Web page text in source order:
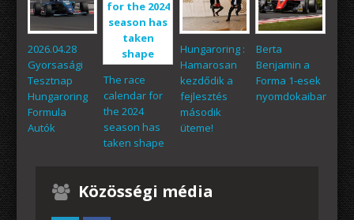
2026.04.28
Gyorsasági
Tesztnap
Hungaroring
Formula
Autók
The race
calendar for
the 2024
season has
taken shape
Hungaroring :
Hamarosan
kezdődik a
fejlesztés
második
üteme!
Berta
Benjamin a
Forma 1-esek
nyomdokaiban
Közösségi média